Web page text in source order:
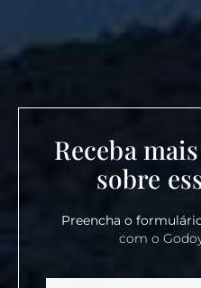
Receba
sobre
Preencha o
com o